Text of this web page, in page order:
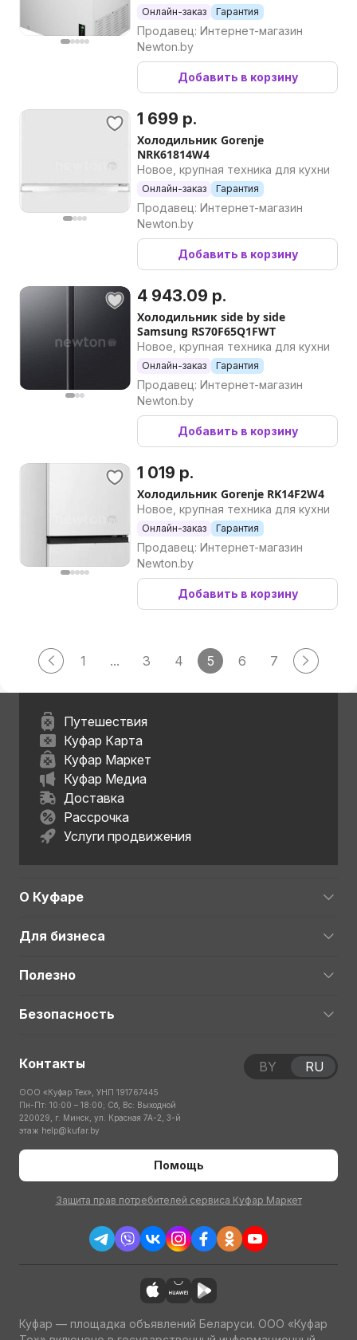
Онлайн-заказ Гарантия
Продавец: Интернет-магазин
Newton.by
Добавить в корзину
1 699 р.
Холодильник Gorenje
NRK61814W4
Новое, крупная техника для кухни
Онлайн-заказ Гарантия
Продавец: Интернет-магазин
Newton.by
Добавить в корзину
4 943.09 р.
Холодильник side by side
Samsung RS70F65Q1FWT
Новое, крупная техника для кухни
Онлайн-заказ Гарантия
Продавец: Интернет-магазин
Newton.by
Добавить в корзину
1 019 р.
Холодильник Gorenje RK14F2W4
Новое, крупная техника для кухни
Онлайн-заказ Гарантия
Продавец: Интернет-магазин
Newton.by
Добавить в корзину
1 ... 3 4 5 6 7
Путешествия
Куфар Карта
Куфар Маркет
Куфар Медиа
Доставка
Рассрочка
Услуги продвижения
О Куфаре
Для бизнеса
Полезно
Безопасность
Контакты
ООО «Куфар Тех», УНП 191767445
Пн-Пт: 10:00 – 18:00; Сб, Вс: Выходной
220029, г. Минск, ул. Красная 7А-2, 3-й
этаж help@kufar.by
Помощь
Защита прав потребителей сервиса Куфар Маркет
BY RU
Куфар — площадка объявлений Беларуси. ООО «Куфар